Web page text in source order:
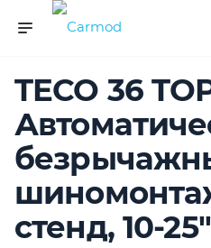
TECO 36
стенд, 10-25"